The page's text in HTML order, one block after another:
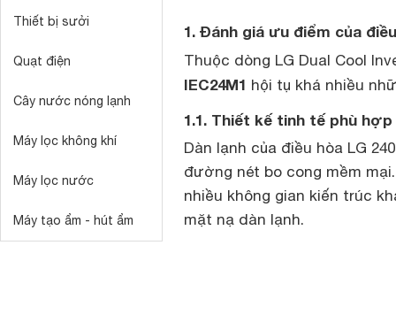
Thiết bị sưởi
Quạt điện
Cây nước nóng lạnh
Máy lọc không khí
Máy lọc nước
Máy tạo ẩm - hút ẩm
1. Đánh giá ưu điểm của
Thuộc dòng LG Dual Cool
IEC24M1 hội tụ khá nhiều
1.1. Thiết kế tinh tế phù
Dàn lạnh của điều hòa LG
đường nét bo cong mềm
nhiều không gian kiến trúc
mặt nạ dàn lạnh.